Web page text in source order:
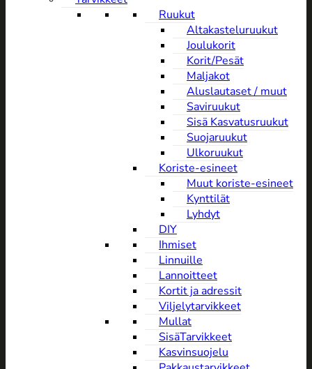
Ruukut
Altakasteluruukut
Joulukorit
Korit/Pesät
Maljakot
Aluslautaset / muut
Saviruukut
Sisä Kasvatusruukut
Suojaruukut
Ulkoruukut
Koriste-esineet
Muut koriste-esineet
Kynttilät
Lyhdyt
DIY
Ihmiset
Linnuille
Lannoitteet
Kortit ja adressit
Viljelytarvikkeet
Mullat
SisäTarvikkeet
Kasvinsuojelu